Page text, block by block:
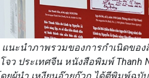
นะนำภาพรวมของการกำเนิดขอ
ว ประเทศจีน หนังสือพิมพ์ Thanh
ยผู้นำ เหงียนอ๊ายก๊วก ได้ตีพิมพ์ฉบั